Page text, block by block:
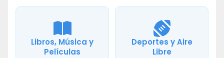
Libros, Música y
Películas
Deportes y Aire
Libre